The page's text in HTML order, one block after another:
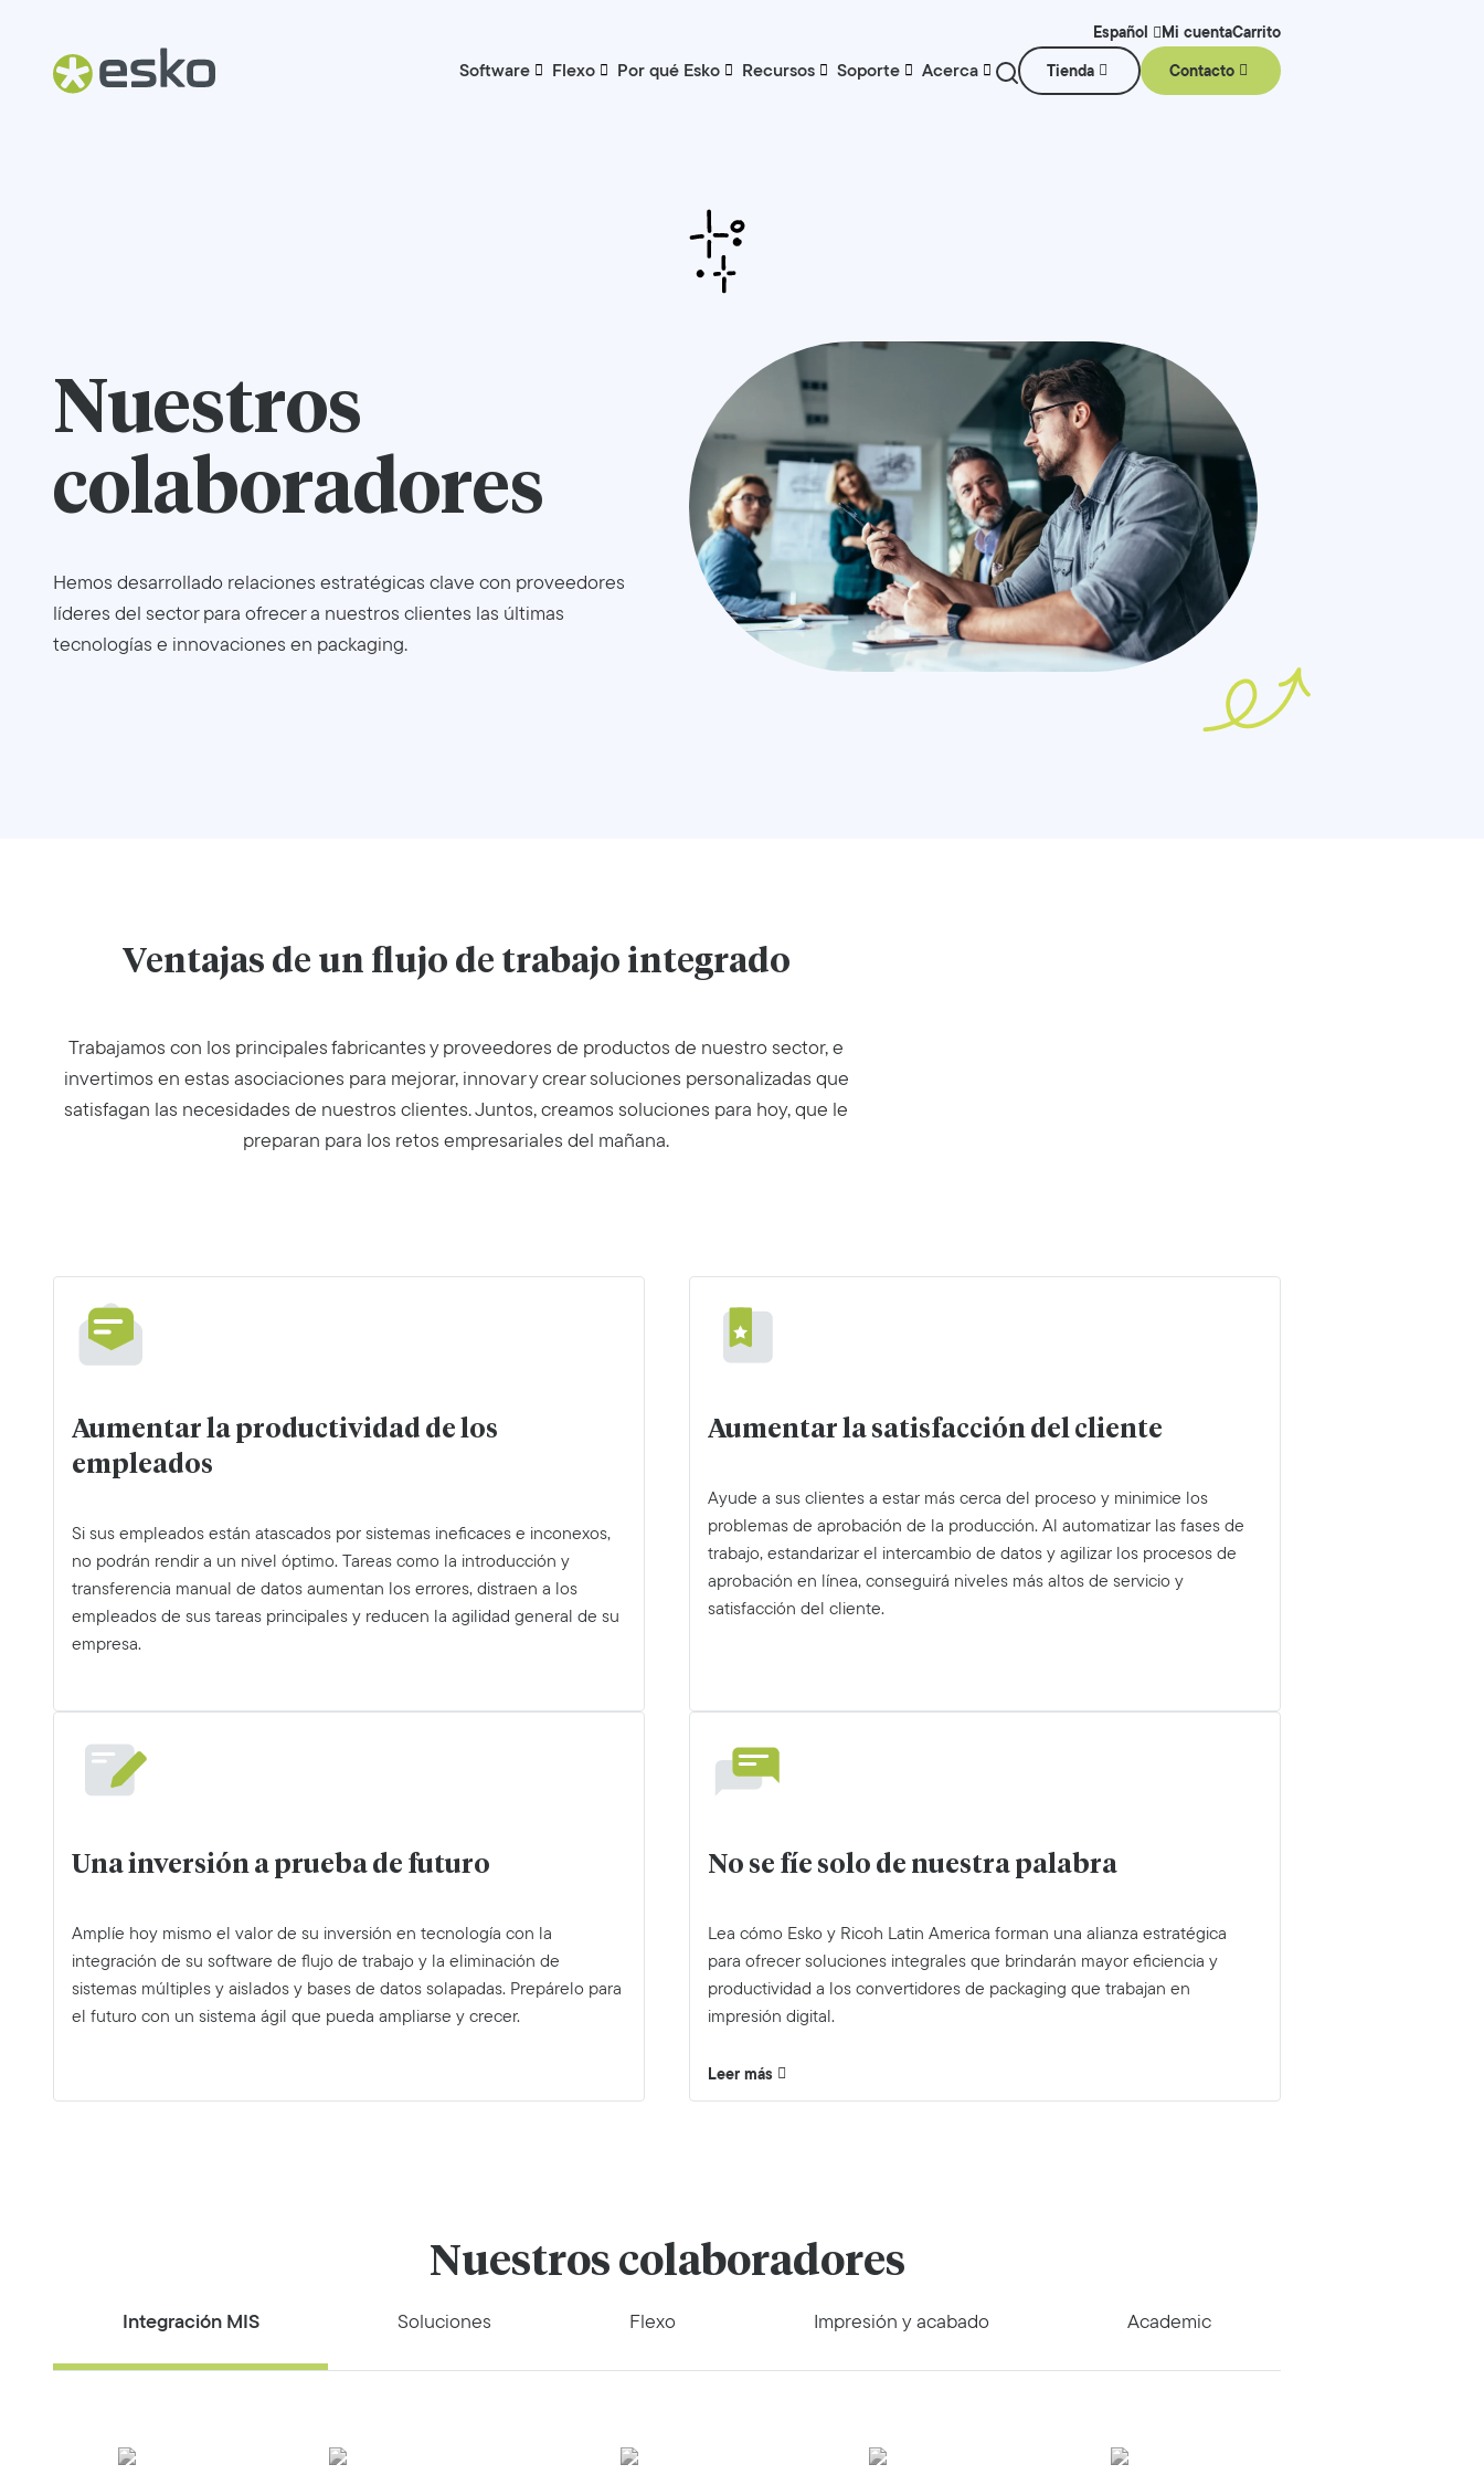
Español Mi cuentaCarrito
Software Flexo Por qué Esko Recursos Soporte Acerca Tienda Contacto
Nuestros
colaboradores
Hemos desarrollado relaciones estratégicas clave con proveedores
líderes del sector para ofrecer a nuestros clientes las últimas
tecnologías e innovaciones en packaging.
Ventajas de un flujo de trabajo integrado
Trabajamos con los principales fabricantes y proveedores de productos de nuestro sector, e
invertimos en estas asociaciones para mejorar, innovar y crear soluciones personalizadas que
satisfagan las necesidades de nuestros clientes. Juntos, creamos soluciones para hoy, que le
preparan para los retos empresariales del mañana.
Aumentar la productividad de los
empleados
Si sus empleados están atascados por sistemas ineficaces e inconexos,
no podrán rendir a un nivel óptimo. Tareas como la introducción y
transferencia manual de datos aumentan los errores, distraen a los
empleados de sus tareas principales y reducen la agilidad general de su
empresa.
Aumentar la satisfacción del cliente
Ayude a sus clientes a estar más cerca del proceso y minimice los
problemas de aprobación de la producción. Al automatizar las fases de
trabajo, estandarizar el intercambio de datos y agilizar los procesos de
aprobación en línea, conseguirá niveles más altos de servicio y
satisfacción del cliente.
Una inversión a prueba de futuro
Amplíe hoy mismo el valor de su inversión en tecnología con la
integración de su software de flujo de trabajo y la eliminación de
sistemas múltiples y aislados y bases de datos solapadas. Prepárelo para
el futuro con un sistema ágil que pueda ampliarse y crecer.
No se fíe solo de nuestra palabra
Lea cómo Esko y Ricoh Latin America forman una alianza estratégica
para ofrecer soluciones integrales que brindarán mayor eficiencia y
productividad a los convertidores de packaging que trabajan en
impresión digital.
Leer más
Nuestros colaboradores
Integración MIS Soluciones Flexo Impresión y acabado Academic